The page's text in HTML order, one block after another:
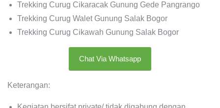
Trekking Curug Cikaracak Gunung Gede Pangrango
Trekking Curug Walet Gunung Salak Bogor
Trekking Curug Cikawah Gunung Salak Bogor
Chat Via Whatsapp
Keterangan: